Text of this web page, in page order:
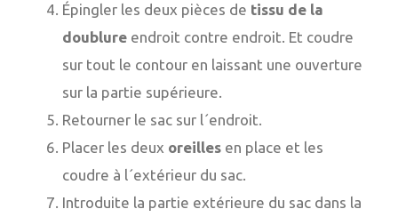
Épingler les deux pièces de tissu de la
doublure endroit contre endroit. Et coudre
sur tout le contour en laissant une ouverture
sur la partie supérieure.
Retourner le sac sur l´endroit.
Placer les deux oreilles en place et les
coudre à l´extérieur du sac.
Introduite la partie extérieure du sac dans la